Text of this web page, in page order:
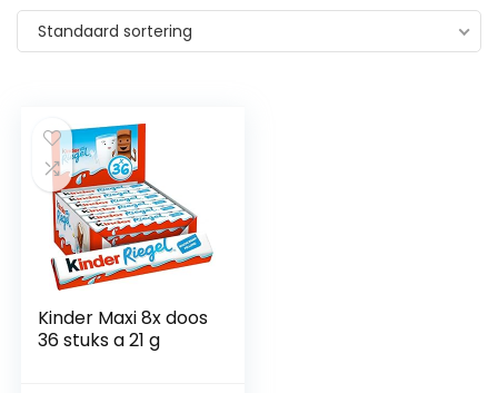
Standaard sortering
Kinder Maxi 8x doos
36 stuks a 21 g